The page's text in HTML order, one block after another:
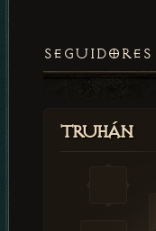
SEGUIDORES
Truhán